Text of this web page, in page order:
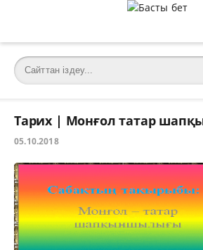
Тарих | Монғол татар
05.10.2018